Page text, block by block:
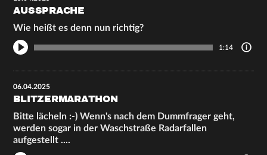
AUSSPRACHE
Wie heißt es denn nun richtig?
1:14
06.04.2025
BLITZERMARATHON
Bitte lächeln :-) Wenn's nach dem Dummfrager geht,
werden sogar in der Waschstraße Radarfallen
aufgestellt ....